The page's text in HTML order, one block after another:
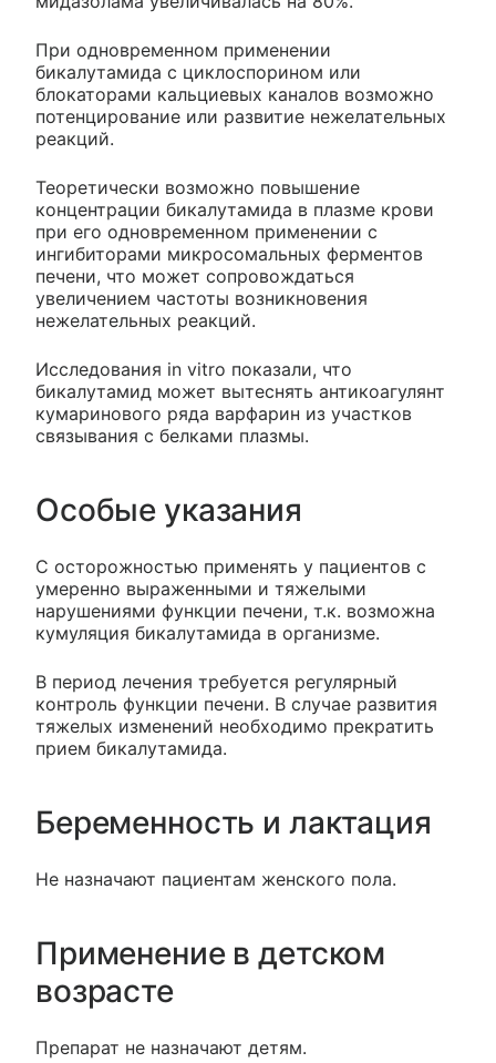
При одновременном применении
бикалутамида с циклоспорином или
блокаторами кальциевых каналов возможно
потенцирование или развитие нежелательных
реакций.
Теоретически возможно повышение
концентрации бикалутамида в плазме крови
при его одновременном применении с
ингибиторами микросомальных ферментов
печени, что может сопровождаться
увеличением частоты возникновения
нежелательных реакций.
Исследования in vitro показали, что
бикалутамид может вытеснять антикоагулянт
кумаринового ряда варфарин из участков
связывания с белками плазмы.
Особые указания
С осторожностью применять у пациентов с
умеренно выраженными и тяжелыми
нарушениями функции печени, т.к. возможна
кумуляция бикалутамида в организме.
В период лечения требуется регулярный
контроль функции печени. В случае развития
тяжелых изменений необходимо прекратить
прием бикалутамида.
Беременность и лактация
Не назначают пациентам женского пола.
Применение в детском
возрасте
Препарат не назначают детям.